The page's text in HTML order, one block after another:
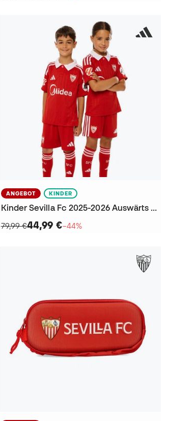
ANGEBOT KINDER
Kinder Sevilla Fc 2025-2026 Auswärts T-Shirt
79,99 €44,99 €−44%